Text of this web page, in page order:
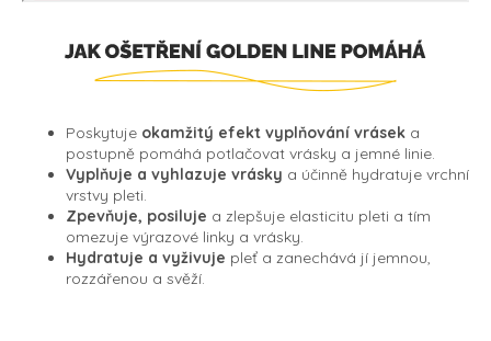
Poskytuje okamžitý efekt vyplňování vrásek a
postupně pomáhá potlačovat vrásky a jemné linie.
Vyplňuje a vyhlazuje vrásky a účinně hydratuje vrchní
vrstvy pleti.
Zpevňuje, posiluje a zlepšuje elasticitu pleti a tím
omezuje výrazové linky a vrásky.
Hydratuje a vyživuje pleť a zanechává jí jemnou,
rozzářenou a svěží.